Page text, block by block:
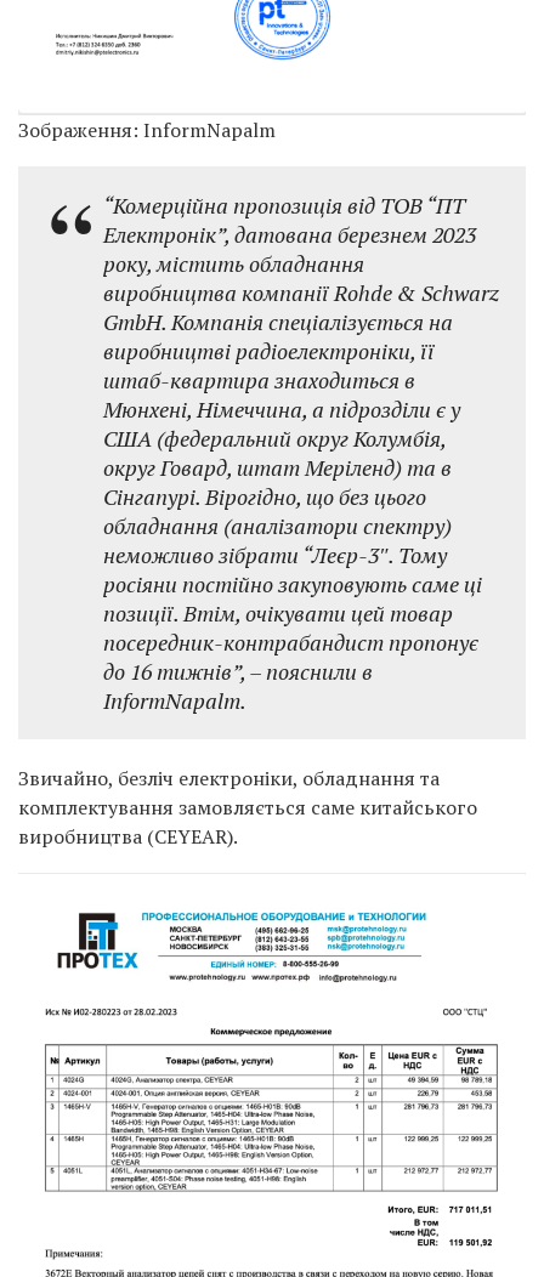
Зображення: InformNapalm
“Комерційна пропозиція від ТОВ “ПТ
Електронік”, датована березнем 2023
року, містить обладнання
виробництва компанії Rohde & Schwarz
GmbH. Компанія спеціалізується на
виробництві радіоелектроніки, її
штаб-квартира знаходиться в
Мюнхені, Німеччина, а підрозділи є у
США (федеральний округ Колумбія,
округ Говард, штат Меріленд) та в
Сінгапурі. Вірогідно, що без цього
обладнання (аналізатори спектру)
неможливо зібрати “Леєр-3″. Тому
росіяни постійно закуповують саме ці
позиції. Втім, очікувати цей товар
посередник-контрабандист пропонує
до 16 тижнів”, – пояснили в
InformNapalm.
Звичайно, безліч електроніки, обладнання та
комплектування замовляється саме китайського
виробництва (CEYEAR).